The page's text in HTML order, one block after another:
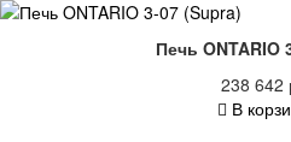
Печь ONTARIO
238 642
В